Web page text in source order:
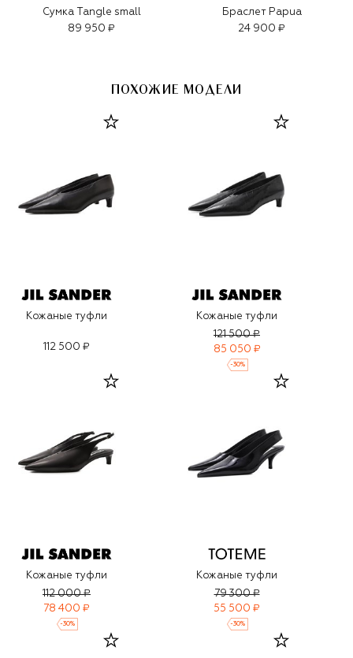
Сумка Tangle small
89 950 ₽
Браслет Papua
24 900 ₽
ПОХОЖИЕ МОДЕЛИ
Кожаные туфли
112 500 ₽
Кожаные туфли
121 500 ₽
85 050 ₽
-30%
Кожаные туфли
112 000 ₽
78 400 ₽
-30%
Кожаные туфли
79 300 ₽
55 500 ₽
-30%